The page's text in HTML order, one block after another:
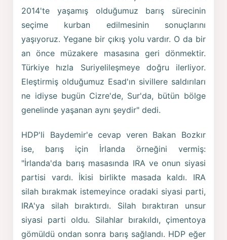
2014'te yaşamış olduğumuz barış sürecinin
seçime kurban edilmesinin sonuçlarını
yaşıyoruz. Yegane bir çıkış yolu vardır. O da bir
an önce müzakere masasına geri dönmektir.
Türkiye hızla Suriyelileşmeye doğru ilerliyor.
Eleştirmiş olduğumuz Esad'ın sivillere saldırıları
ne idiyse bugün Cizre'de, Sur'da, bütün bölge
genelinde yaşanan aynı şeydir" dedi.
HDP'li Baydemir'e cevap veren Bakan Bozkır
ise, barış için İrlanda örneğini vermiş:
"İrlanda'da barış masasında IRA ve onun siyasi
partisi vardı. İkisi birlikte masada kaldı. IRA
silah bırakmak istemeyince oradaki siyasi parti,
IRA'ya silah bıraktırdı. Silah bıraktıran unsur
siyasi parti oldu. Silahlar bırakıldı, çimentoya
gömüldü ondan sonra barış sağlandı. HDP eğer